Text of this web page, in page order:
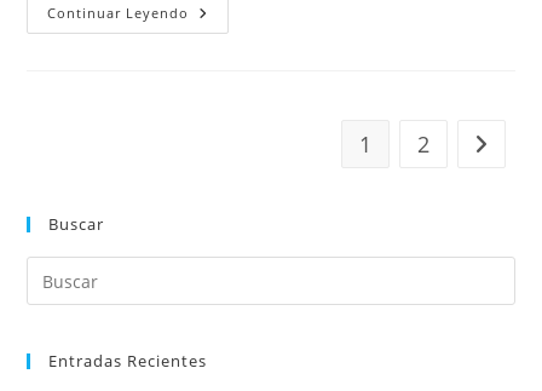
Continuar Leyendo Previous
Winners
1 2 Ir a la
Buscar
Entradas Recientes